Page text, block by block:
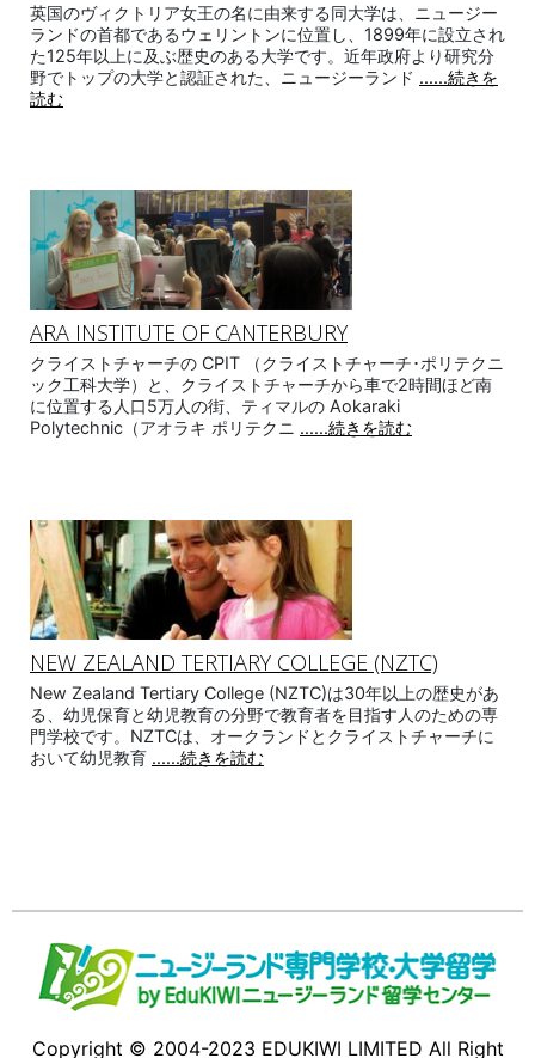
英国のヴィクトリア女王の名に由来する同大学は、ニュージー
ランドの首都であるウェリントンに位置し、1899年に設立され
た125年以上に及ぶ歴史のある大学です。近年政府より研究分
野でトップの大学と認証された、ニュージーランド ......続きを
読む
ARA INSTITUTE OF CANTERBURY
クライストチャーチの CPIT （クライストチャーチ･ポリテクニ
ック工科大学）と、クライストチャーチから車で2時間ほど南
に位置する人口5万人の街、ティマルの Aokaraki
Polytechnic（アオラキ ポリテクニ ......続きを読む
NEW ZEALAND TERTIARY COLLEGE (NZTC)
New Zealand Tertiary College (NZTC)は30年以上の歴史があ
る、幼児保育と幼児教育の分野で教育者を目指す人のための専
門学校です。NZTCは、オークランドとクライストチャーチに
おいて幼児教育 ......続きを読む
Copyright © 2004-2023 EDUKIWI LIMITED All Right